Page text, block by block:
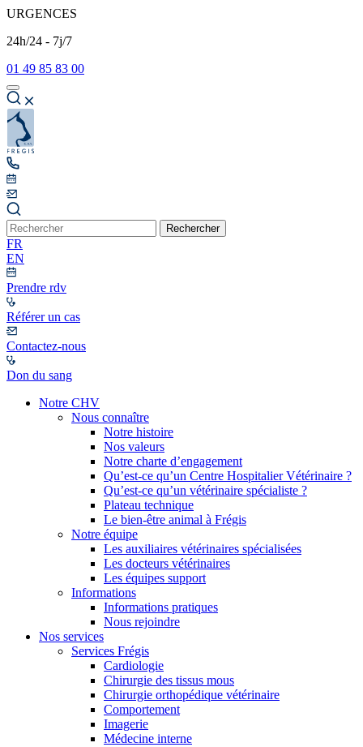
URGENCES
24h/24 - 7j/7
01 49 85 83 00
Rechercher
FR
EN
Prendre rdv
Référer un cas
Contactez-nous
Don du sang
Notre CHV
Nous connaître
Notre histoire
Nos valeurs
Notre charte d’engagement
Qu’est-ce qu’un Centre Hospitalier Vétérinaire ?
Qu’est-ce qu’un vétérinaire spécialiste ?
Plateau technique
Le bien-être animal à Frégis
Notre équipe
Les auxiliaires vétérinaires spécialisées
Les docteurs vétérinaires
Les équipes support
Informations
Informations pratiques
Nous rejoindre
Nos services
Services Frégis
Cardiologie
Chirurgie des tissus mous
Chirurgie orthopédique vétérinaire
Comportement
Imagerie
Médecine interne